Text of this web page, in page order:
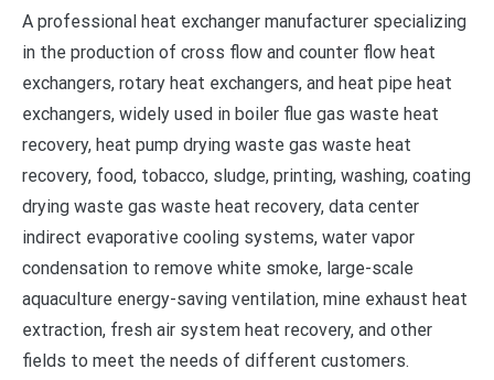
A professional heat exchanger manufacturer specializing
in the production of cross flow and counter flow heat
exchangers, rotary heat exchangers, and heat pipe heat
exchangers, widely used in boiler flue gas waste heat
recovery, heat pump drying waste gas waste heat
recovery, food, tobacco, sludge, printing, washing, coating
drying waste gas waste heat recovery, data center
indirect evaporative cooling systems, water vapor
condensation to remove white smoke, large-scale
aquaculture energy-saving ventilation, mine exhaust heat
extraction, fresh air system heat recovery, and other
fields to meet the needs of different customers.